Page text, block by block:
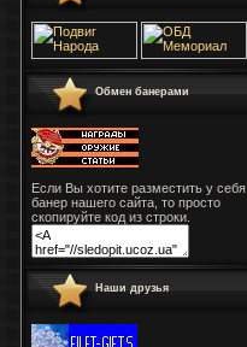
Обмен банерами
Если Вы хотите разместить у себя
банер нашего сайта, то просто
скопируйте код из строки.
Наши друзья